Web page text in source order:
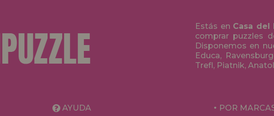
Estás en Casa del
comprar puzzles
Disponemos en
Educa,
Trefl, Piatnik,
AYUDA
POR